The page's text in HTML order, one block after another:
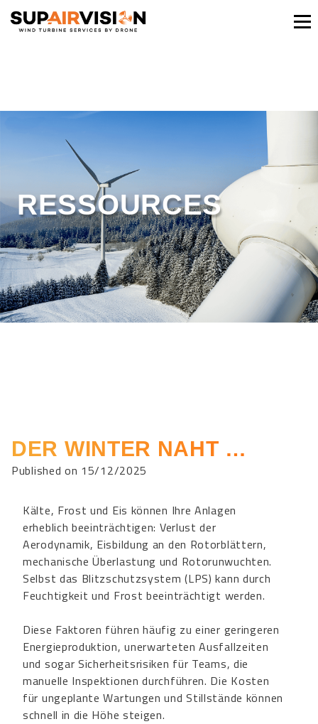
RESSOURCES
DER WINTER NAHT …
Published on 15/12/2025
Kälte, Frost und Eis können Ihre Anlagen
erheblich beeinträchtigen: Verlust der
Aerodynamik, Eisbildung an den Rotorblättern,
mechanische Überlastung und Rotorunwuchten.
Selbst das Blitzschutzsystem (LPS) kann durch
Feuchtigkeit und Frost beeinträchtigt werden.
Diese Faktoren führen häufig zu einer geringeren
Energieproduktion, unerwarteten Ausfallzeiten
und sogar Sicherheitsrisiken für Teams, die
manuelle Inspektionen durchführen. Die Kosten
für ungeplante Wartungen und Stillstände können
schnell in die Höhe steigen.